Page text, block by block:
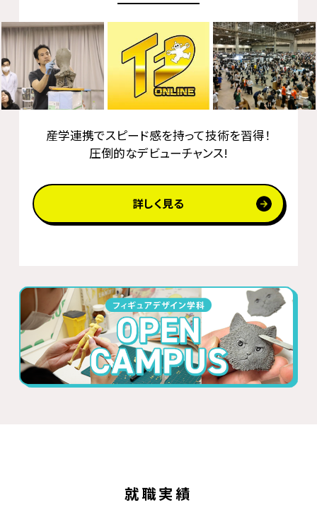
産学連携でスピード感を持って技術を習得！
圧倒的なデビューチャンス!
詳しく見る
就職実績